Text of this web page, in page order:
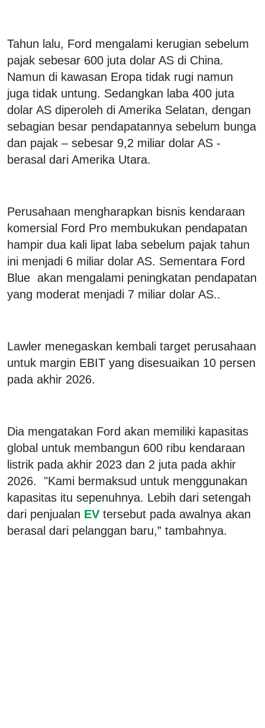
Tahun lalu, Ford mengalami kerugian sebelum
pajak sebesar 600 juta dolar AS di China.
Namun di kawasan Eropa tidak rugi namun
juga tidak untung. Sedangkan laba 400 juta
dolar AS diperoleh di Amerika Selatan, dengan
sebagian besar pendapatannya sebelum bunga
dan pajak – sebesar 9,2 miliar dolar AS -
berasal dari Amerika Utara.
Perusahaan mengharapkan bisnis kendaraan
komersial Ford Pro membukukan pendapatan
hampir dua kali lipat laba sebelum pajak tahun
ini menjadi 6 miliar dolar AS. Sementara Ford
Blue akan mengalami peningkatan pendapatan
yang moderat menjadi 7 miliar dolar AS..
Lawler menegaskan kembali target perusahaan
untuk margin EBIT yang disesuaikan 10 persen
pada akhir 2026.
Dia mengatakan Ford akan memiliki kapasitas
global untuk membangun 600 ribu kendaraan
listrik pada akhir 2023 dan 2 juta pada akhir
2026. "Kami bermaksud untuk menggunakan
kapasitas itu sepenuhnya. Lebih dari setengah
dari penjualan EV tersebut pada awalnya akan
berasal dari pelanggan baru,” tambahnya.